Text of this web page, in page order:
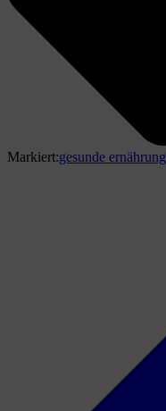
Markiert:gesunde ernährung